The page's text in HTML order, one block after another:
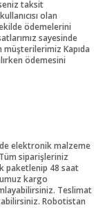
taksit
olan
ödemelerini
sayesinde
Kapıda
ödemesini
elektronik malzeme
siparişleriniz
paketlenip 48 saat
kargo
Teslimat
Robotistan